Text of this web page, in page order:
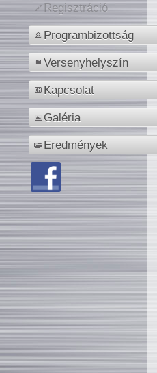
Regisztráció
Programbizottság
Versenyhelyszín
Kapcsolat
Galéria
Eredmények